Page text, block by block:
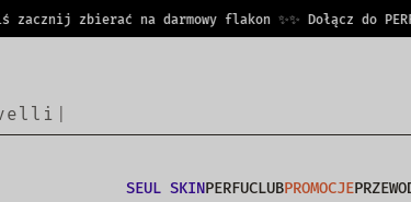
zbierać na darmowy flakon ✨✨ Dołącz do
SEUL SKINPERFUCLUBPROMOCJE